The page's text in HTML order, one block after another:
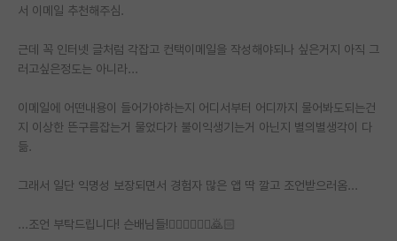
반도체/AI 게시판
장학금/장학생 게시판
학술 정보 게시판
홍보 게시판
커리어
유학교육
이벤트
서 이메일 추천해주심.
근데 꼭 인터넷 글처럼 각잡고 컨택이메일을 작성해야되나 싶은거지 아직 그
러고싶은정도는 아니라...
이메일에 어떤내용이 들어가야하는지 어디서부터 어디까지 물어봐도되는건
지 이상한 뜬구름잡는거 물었다가 불이익생기는거 아닌지 별의별생각이 다
듦.
그래서 일단 익명성 보장되면서 경험자 많은 앱 딱 깔고 조언받으러옴...
...조언 부탁드립니다! 슨배님들!🙇🏻‍♂️🙇🏻‍♀️🙇🏻